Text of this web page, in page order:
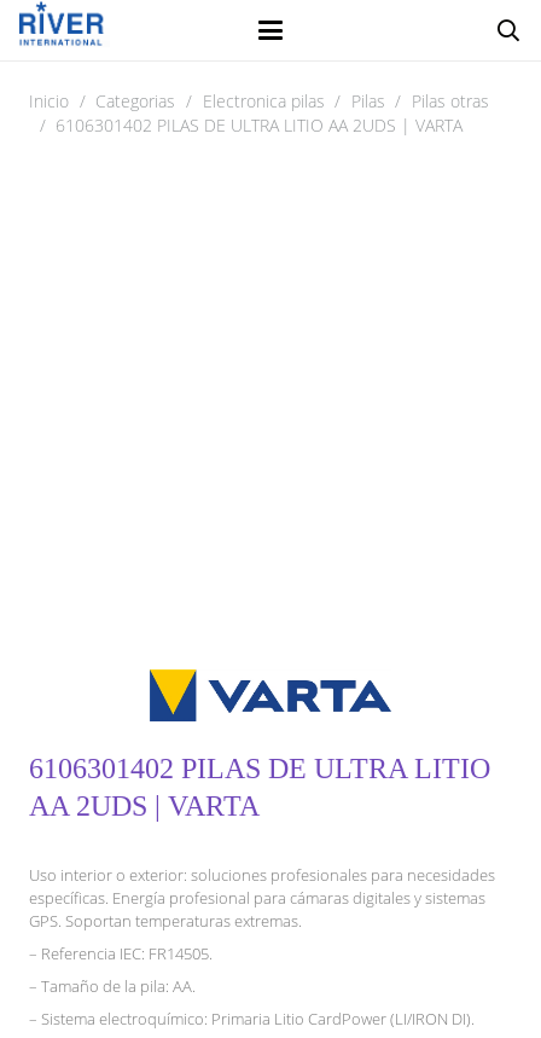
Inicio / Categorias / Electronica pilas / Pilas / Pilas otras
/ 6106301402 PILAS DE ULTRA LITIO AA 2UDS | VARTA
6106301402 PILAS DE ULTRA LITIO
AA 2UDS | VARTA
Uso interior o exterior: soluciones profesionales para necesidades
específicas. Energía profesional para cámaras digitales y sistemas
GPS. Soportan temperaturas extremas.
– Referencia IEC: FR14505.
– Tamaño de la pila: AA.
– Sistema electroquímico: Primaria Litio CardPower (LI/IRON DI).